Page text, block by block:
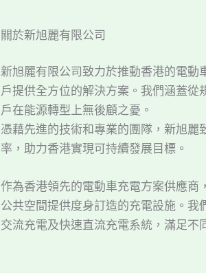
關於新旭麗有限公司
新旭麗有限公司致力於推動香港的電
戶提供全方位的解決方案。我們涵蓋
戶在能源轉型上無後顧之憂。
憑藉先進的技術和專業的團隊，新旭
率，助力香港實現可持續發展目標。
作為香港領先的電動車充電方案供應
公共空間提供度身訂造的充電設施。
交流充電及快速直流充電系統，滿足不